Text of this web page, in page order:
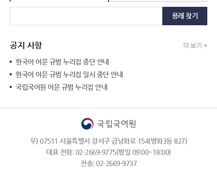
용례 찾기
공지 사항 더 보기 +
한국어 어문 규범 누리집 중단 안내
한국어 어문 규범 누리집 일시 중단 안내
국립국어원 어문 규범 누리집 안내
우) 07511 서울특별시 강서구 금낭화로 154(방화3동 827)
대표 전화: 02-2669-9775(평일 09:00~18:00)
전송: 02-2669-9737